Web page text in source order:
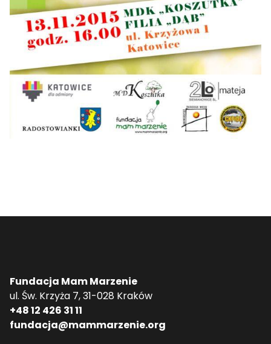
Fundacja Mam Marzenie
ul. Św. Krzyża 7, 31-028 Kraków
+48 12 426 31 11
fundacja@mammarzenie.org